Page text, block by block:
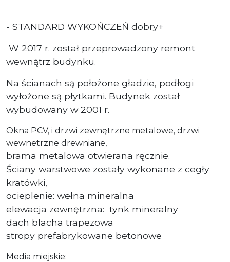
- STANDARD WYKOŃCZEŃ dobry+
W 2017 r. został przeprowadzony remont
wewnątrz budynku.
Na ścianach są położone gładzie, podłogi
wyłożone są płytkami. Budynek został
wybudowany w 2001 r.
Okna PCV, i drzwi zewnętrzne metalowe, drzwi
wewnetrzne drewniane,
brama metalowa otwierana ręcznie.
Ściany warstwowe zostały wykonane z cegły
kratówki,
ocieplenie: wełna mineralna
elewacja zewnętrzna: tynk mineralny
dach blacha trapezowa
stropy prefabrykowane betonowe
Media miejskie: